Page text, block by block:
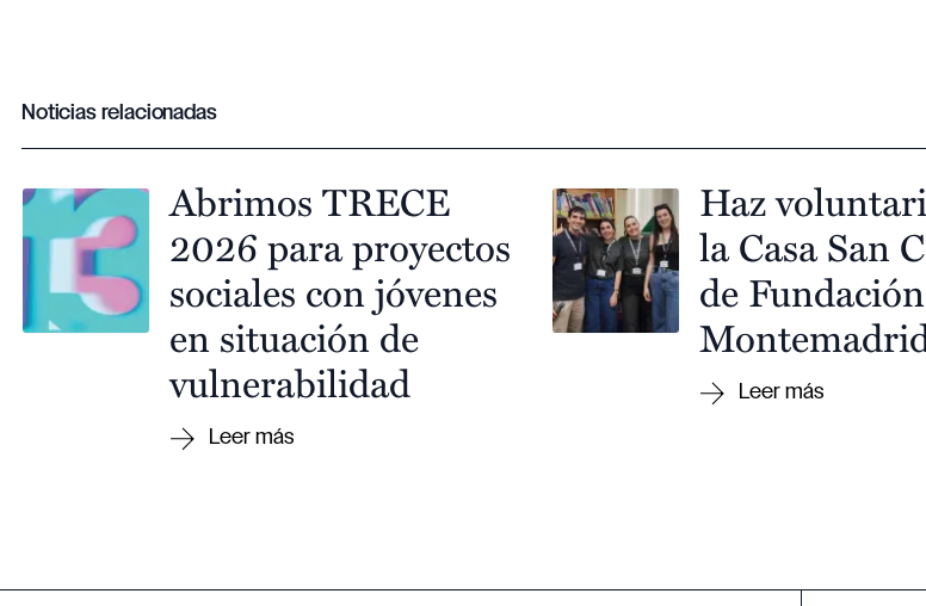
Noticias relacionadas
Abrimos TRECE
2026 para proyectos
sociales con jóvenes
en situación de
vulnerabilidad
Haz
la Casa San
de Fundación